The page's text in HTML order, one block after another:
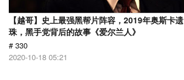
【越哥】史上最强黑帮片阵容，2019年奥斯卡遗
珠，黑手党背后的故事《爱尔兰人》
# 330
2020-10-18 05:21